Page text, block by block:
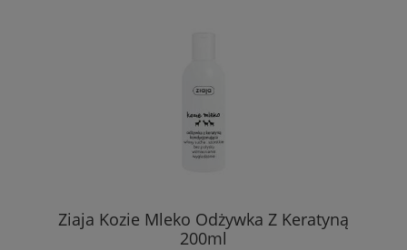
Ziaja Kozie Mleko Odżywka Z Keratyną
200ml